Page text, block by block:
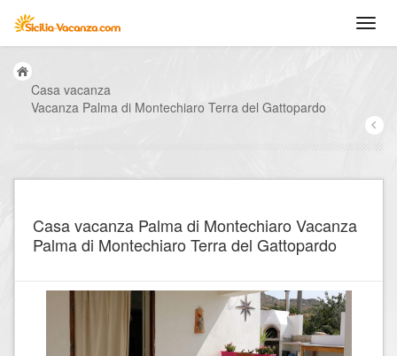
Casa vacanza
Vacanza Palma di Montechiaro Terra del Gattopardo
Casa vacanza Palma di Montechiaro Vacanza
Palma di Montechiaro Terra del Gattopardo